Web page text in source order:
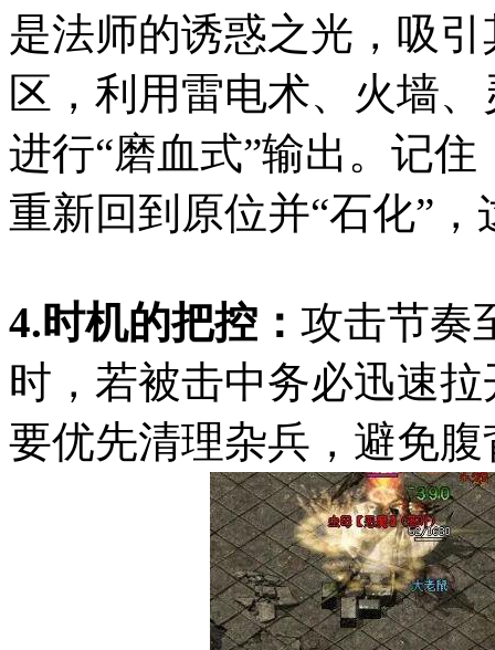
是法师的诱惑之光，吸
区，利用雷电术、火墙
进行“磨血式”输出。记
重新回到原位并“石化”
4.时机的把控： 攻击节奏
时，若被击中务必迅速
要优先清理杂兵，避免